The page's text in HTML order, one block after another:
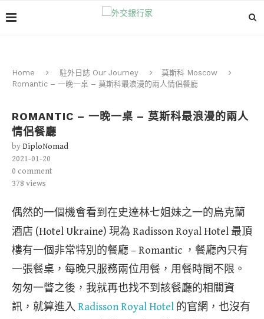
Home 駐外日誌 Our Journey
莫斯科 Moscow
Romantic – 一晚一桌 – 莫斯科最浪漫的兩人情侶餐廳
ROMANTIC – 一晚一桌 – 莫斯科最浪漫的兩人
情侶餐廳
byDiploNomad
2021-01-20
0 comment
378 views
偶然的一個機會看到在史達林七姐妹之一的烏克蘭
酒店 (Hotel Ukraine) 現為 Radisson Royal Hotel 最頂
樓有一個非常特別的餐廳 – Romantic ，餐廳內只有
一張餐桌，每晚只服務兩位用餐，用餐時間不限。
匆匆一瞥之後，我就再也找不到該餐廳的相關資
訊，就算進入 Radisson Royal Hotel 的官網，也沒有